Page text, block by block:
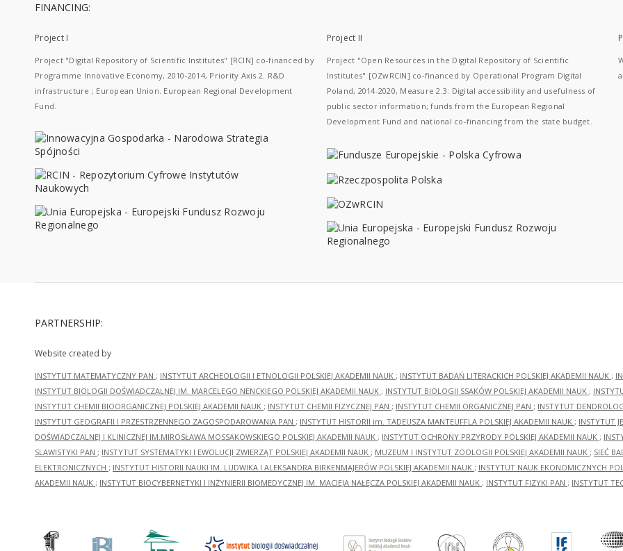
FINANCING:
Project I
Project "Digital Repository of Scientific Institutes" [RCIN] co-financed by
Programme Innovative Economy, 2010-2014, Priority Axis 2. R&D
infrastructure ; European Union. European Regional Development
Fund.
Project II
Project "Open Resources in the Digital Repository of Scientific
Institutes" [OZwRCIN] co-financed by Operational Program Digital
Poland, 2014-2020, Measure 2.3: Digital accessibility and usefulness of
public sector information; funds from the European Regional
Development Fund and national co-financing from the state budget.
PARTNERSHIP:
Website created by
INSTYTUT MATEMATYCZNY PAN ; INSTYTUT ARCHEOLOGII I ETNOLOGII POLSKIEJ AKADEMII NAUK ; INSTYTUT BADAŃ LITERACKICH POLSKIEJ AKADEMII NAUK ;
INSTYTUT BIOLOGII DOŚWIADCZALNEJ IM. MARCELEGO NENCKIEGO POLSKIEJ AKADEMII NAUK ; INSTYTUT BIOLOGII SSAKÓW POLSKIEJ AKADEMII NAUK ;
INSTYTUT CHEMII BIOORGANICZNEJ POLSKIEJ AKADEMII NAUK ; INSTYTUT CHEMII FIZYCZNEJ PAN ; INSTYTUT CHEMII ORGANICZNEJ PAN ; INSTYTUT
INSTYTUT GEOGRAFII I PRZESTRZENNEGO ZAGOSPODAROWANIA PAN ; INSTYTUT HISTORII im. TADEUSZA MANTEUFFLA POLSKIEJ AKADEMII NAUK ; INSTYTUT
DOŚWIADCZALNEJ I KLINICZNEJ IM.MIROSŁAWA MOSSAKOWSKIEGO POLSKIEJ AKADEMII NAUK ; INSTYTUT OCHRONY PRZYRODY POLSKIEJ AKADEMII NAUK ;
SLAWISTYKI PAN ; INSTYTUT SYSTEMATYKI I EWOLUCJI ZWIERZĄT POLSKIEJ AKADEMII NAUK ; MUZEUM I INSTYTUT ZOOLOGII POLSKIEJ AKADEMII NAUK ; SIEĆ
ELEKTRONICZNYCH ; INSTYTUT HISTORII NAUKI IM. LUDWIKA I ALEKSANDRA BIRKENMAJERÓW POLSKIEJ AKADEMII NAUK ; INSTYTUT NAUK EKONOMICZNYCH
AKADEMII NAUK ; INSTYTUT BIOCYBERNETYKI I INŻYNIERII BIOMEDYCZNEJ IM. MACIEJA NAŁĘCZA POLSKIEJ AKADEMII NAUK ; INSTYTUT FIZYKI PAN ; INSTYTUT